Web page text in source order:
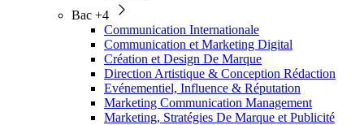
Bac +4
Communication Internationale
Communication et Marketing Digital
Création et Design De Marque
Direction Artistique & Conception Rédaction
Evénementiel, Influence & Réputation
Marketing Communication Management
Marketing, Stratégies De Marque et Publicité